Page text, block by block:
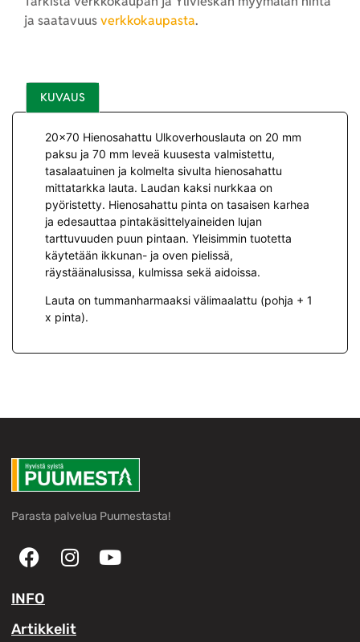
ja saatavuusverkkokaupasta.
KUVAUS
20×70 Hienosahattu Ulkoverhouslauta on 20 mm
paksu ja 70 mm leveä kuusesta valmistettu,
tasalaatuinen ja kolmelta sivulta hienosahattu
mittatarkka lauta. Laudan kaksi nurkkaa on
pyöristetty. Hienosahattu pinta on tasaisen karhea
ja edesauttaa pintakäsittelyaineiden lujan
tarttuvuuden puun pintaan. Yleisimmin tuotetta
käytetään ikkunan- ja oven pielissä,
räystäänalusissa, kulmissa sekä aidoissa.
Lauta on tummanharmaaksi välimaalattu (pohja + 1
x pinta).
Parasta palvelua Puumestasta!
INFO
Artikkelit